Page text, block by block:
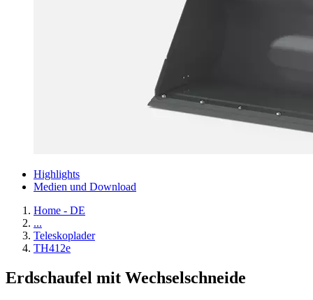
Highlights
Medien und Download
Home - DE
...
Teleskoplader
TH412e
Erdschaufel mit Wechselschneide